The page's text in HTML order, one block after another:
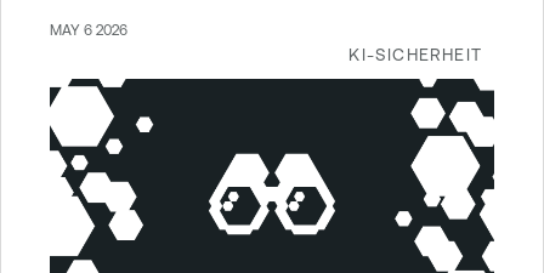
KI-SICHERHEIT
MAY 6 2026